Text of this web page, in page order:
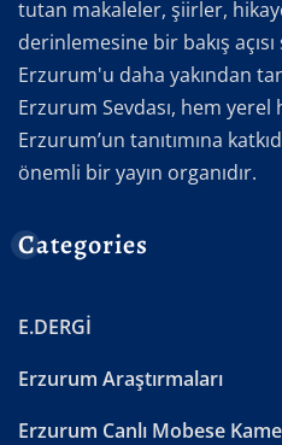
tutan makaleler, şiirler,
derinlemesine bir bakış
Erzurum'u daha yakından
Erzurum Sevdası, hem
Erzurum’un tanıtımına
önemli bir yayın organıdır.
Categories
E.DERGİ
Erzurum Araştırmaları
Erzurum Canlı Mobese